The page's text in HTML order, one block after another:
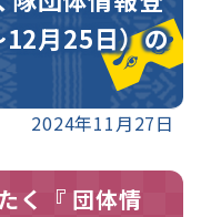
月25日）の
2024年11月27日
く『 団体情